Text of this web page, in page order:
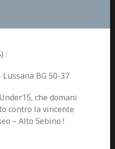
:
BG 50-37
che domani
contro la vincente
– Alto Sebino !